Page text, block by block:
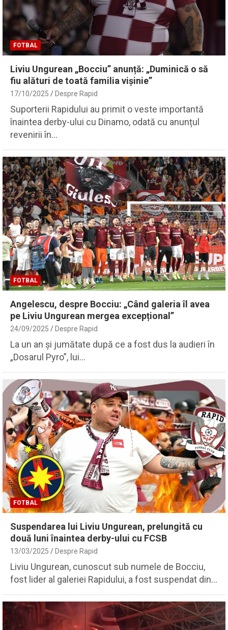
FOTBAL
Liviu Ungurean „Bocciu” anunță: „Duminică o să
fiu alături de toată familia vișinie”
17/10/2025 Despre Rapid
Suporterii Rapidului au primit o veste importantă
înaintea derby-ului cu Dinamo, odată cu anunțul
revenirii în…
FOTBAL
Angelescu, despre Bocciu: „Când galeria îl avea
pe Liviu Ungurean mergea excepțional”
24/09/2025 Despre Rapid
La un an și jumătate după ce a fost dus la audieri în
„Dosarul Pyro”, lui…
FOTBAL
Suspendarea lui Liviu Ungurean, prelungită cu
două luni înaintea derby-ului cu FCSB
13/03/2025 Despre Rapid
Liviu Ungurean, cunoscut sub numele de Bocciu,
fost lider al galeriei Rapidului, a fost suspendat din…